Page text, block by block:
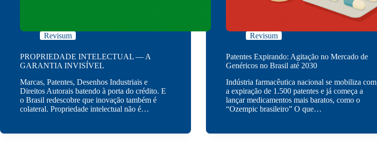
Revisum
PROPRIEDADE INTELECTUAL — A
GARANTIA INVISÍVEL
Marcas, Patentes, Desenhos Industriais e
Direitos Autorais batendo à porta do crédito. E
o Brasil redescobre que inovação também é
colateral. Propriedade intelectual não é…
Revisum
Patentes Expirando: Agitação no Mercado de
Genéricos no Brasil até 2030
Indústria farmacêutica nacional se mobiliza com
a expiração de 1.500 patentes e já começa a
lançar medicamentos mais baratos, como o
“Ozempic brasileiro” O que…